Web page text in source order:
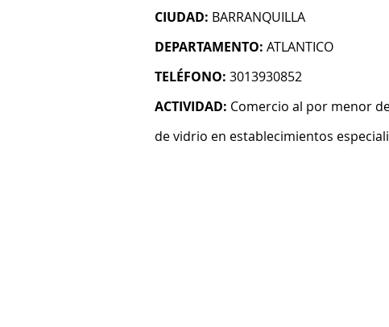
CIUDAD: BARRANQUILLA
DEPARTAMENTO: ATLANTICO
TELÉFONO: 3013930852
ACTIVIDAD: Comercio al por menor
de vidrio en establecimientos